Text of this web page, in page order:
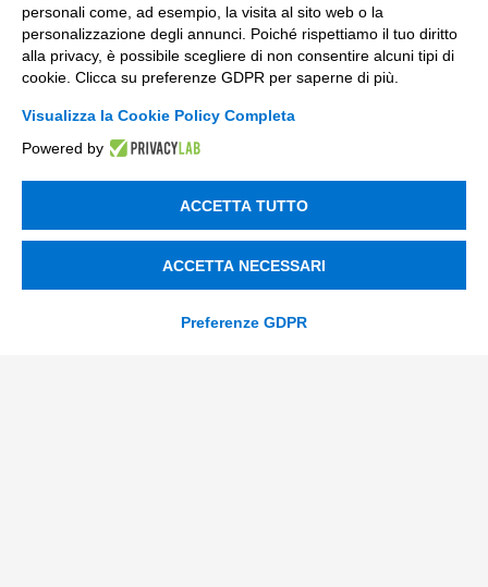
Digital Marketing
Data & BI
Compliance Normativa Integrata
Soluzioni Digitali
Smart Factory
Supply Chain
personali come, ad esempio, la visita al sito web o la
personalizzazione degli annunci. Poiché rispettiamo il tuo diritto
alla privacy, è possibile scegliere di non consentire alcuni tipi di
cookie. Clicca su preferenze GDPR per saperne di più.
Visualizza la Cookie Policy Completa
Powered by
ACCETTA TUTTO
ACCETTA NECESSARI
Preferenze GDPR